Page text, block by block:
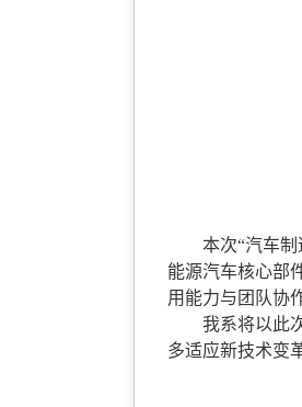
本次“汽车
能源汽车核心部
用能力与团队协
我系将以此
多适应新技术变